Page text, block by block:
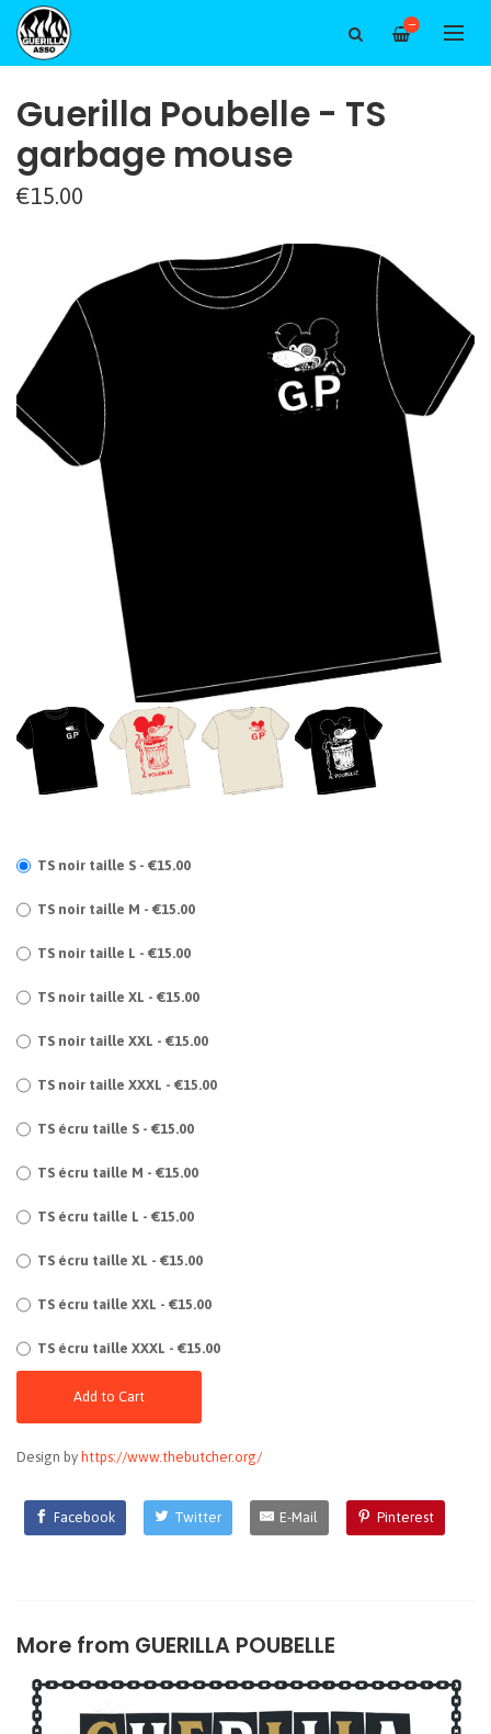
—
Guerilla Poubelle - TS
garbage mouse
€15.00
TS noir taille S - €15.00
TS noir taille M - €15.00
TS noir taille L - €15.00
TS noir taille XL - €15.00
TS noir taille XXL - €15.00
TS noir taille XXXL - €15.00
TS écru taille S - €15.00
TS écru taille M - €15.00
TS écru taille L - €15.00
TS écru taille XL - €15.00
TS écru taille XXL - €15.00
TS écru taille XXXL - €15.00
Add to Cart
Design by https://www.thebutcher.org/
Facebook Twitter E-Mail Pinterest
More from GUERILLA POUBELLE